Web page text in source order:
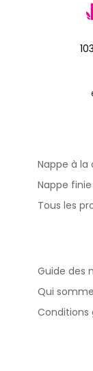
Nappe à la
Nappe finie
Tous les
Guide des
Qui
Conditions